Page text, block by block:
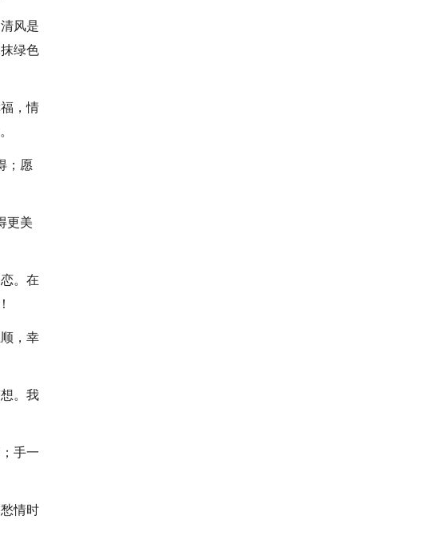
风是
绿色
，情
；愿
更美
。在
，幸
。我
手一
情时